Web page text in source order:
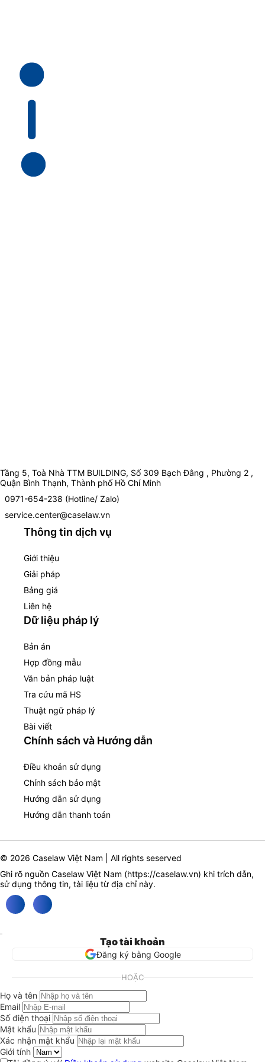
Tầng 5, Toà Nhà TTM BUILDING, Số 309 Bạch Đằng , Phường 2 ,
Quận Bình Thạnh, Thành phố Hồ Chí Minh
0971-654-238 (Hotline/ Zalo)
service.center@caselaw.vn
Thông tin dịch vụ
Giới thiệu
Giải pháp
Bảng giá
Liên hệ
Dữ liệu pháp lý
Bản án
Hợp đồng mẫu
Văn bản pháp luật
Tra cứu mã HS
Thuật ngữ pháp lý
Bài viết
Chính sách và Hướng dẫn
Điều khoản sử dụng
Chính sách bảo mật
Hướng dẫn sử dụng
Hướng dẫn thanh toán
© 2026 Caselaw Việt Nam | All rights seserved
Ghi rõ nguồn Caselaw Việt Nam (https://caselaw.vn) khi trích dẫn,
sử dụng thông tin, tài liệu từ địa chỉ này.
Tạo tài khoản
Đăng ký bằng Google
HOẶC
Họ và tên
Email
Số điện thoại
Mật khẩu
Xác nhận mật khẩu
Giới tính